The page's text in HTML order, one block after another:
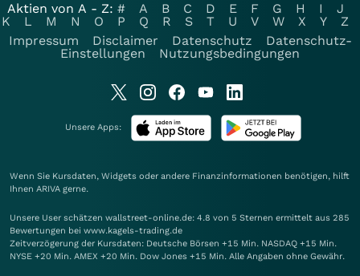
Aktien von A - Z: # A B C D E F G H I
J
K
L M N O P Q R S T U V W X Y
Z
Impressum
Disclaimer Datenschutz
Datenschutz-
Einstellungen
Nutzungsbedingungen
Unsere Apps:
Wenn Sie Kursdaten, Widgets oder andere Finanzinformationen benötigen, hilft
Ihnen ARIVA gerne.
Unsere User schätzen wallstreet-online.de: 4.8 von 5 Sternen ermittelt aus 285
Bewertungen bei www.kagels-trading.de
Zeitverzögerung der Kursdaten: Deutsche Börsen +15 Min. NASDAQ +15 Min.
NYSE +20 Min. AMEX +20 Min. Dow Jones +15 Min. Alle Angaben ohne Gewähr.